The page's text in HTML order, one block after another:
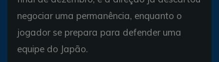
negociar uma permanência, enquanto o
jogador se prepara para defender uma
equipe do Japão.